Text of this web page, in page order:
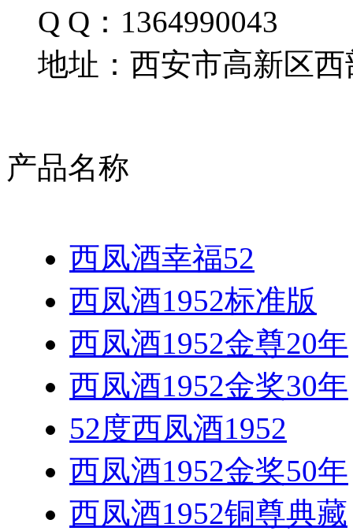
Q Q：1364990043
地址：西安市高新区西
产品名称
西凤酒幸福52
西凤酒1952标准版
西凤酒1952金尊20年
西凤酒1952金奖30年
52度西凤酒1952
西凤酒1952金奖50年
西凤酒1952铜尊典藏